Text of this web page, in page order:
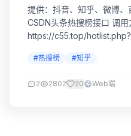
提供：抖音、知乎、微博、
CSDN头条热搜榜接口 调用
https://c55.top/
#热搜榜 #知乎
2 2802 20 Web端